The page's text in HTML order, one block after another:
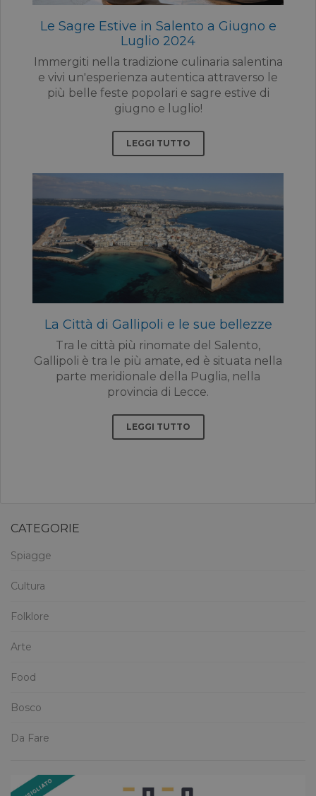
Le Sagre Estive in Salento a Giugno e
Luglio 2024
Immergiti nella tradizione culinaria salentina
e vivi un'esperienza autentica attraverso le
più belle feste popolari e sagre estive di
giugno e luglio!
LEGGI TUTTO
La Città di Gallipoli e le sue bellezze
Tra le città più rinomate del Salento,
Gallipoli è tra le più amate, ed è situata nella
parte meridionale della Puglia, nella
provincia di Lecce.
LEGGI TUTTO
CATEGORIE
Spiagge
Cultura
Folklore
Arte
Food
Bosco
Da Fare